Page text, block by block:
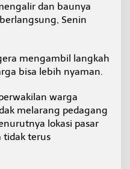
dan baunya
Senin
mengambil langkah
bisa lebih nyaman.
warga
melarang pedagang
lokasi pasar
tidak terus